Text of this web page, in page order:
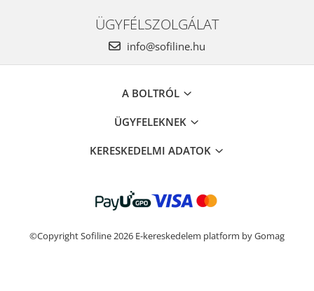
ÜGYFÉLSZOLGÁLAT
info@sofiline.hu
A BOLTRÓL
ÜGYFELEKNEK
KERESKEDELMI ADATOK
©Copyright Sofiline 2026 E-kereskedelem platform by Gomag